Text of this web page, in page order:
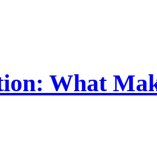
What